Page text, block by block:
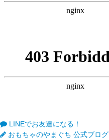
LINEでお友達になる！
おもちゃのやまぐち 公式ブログ